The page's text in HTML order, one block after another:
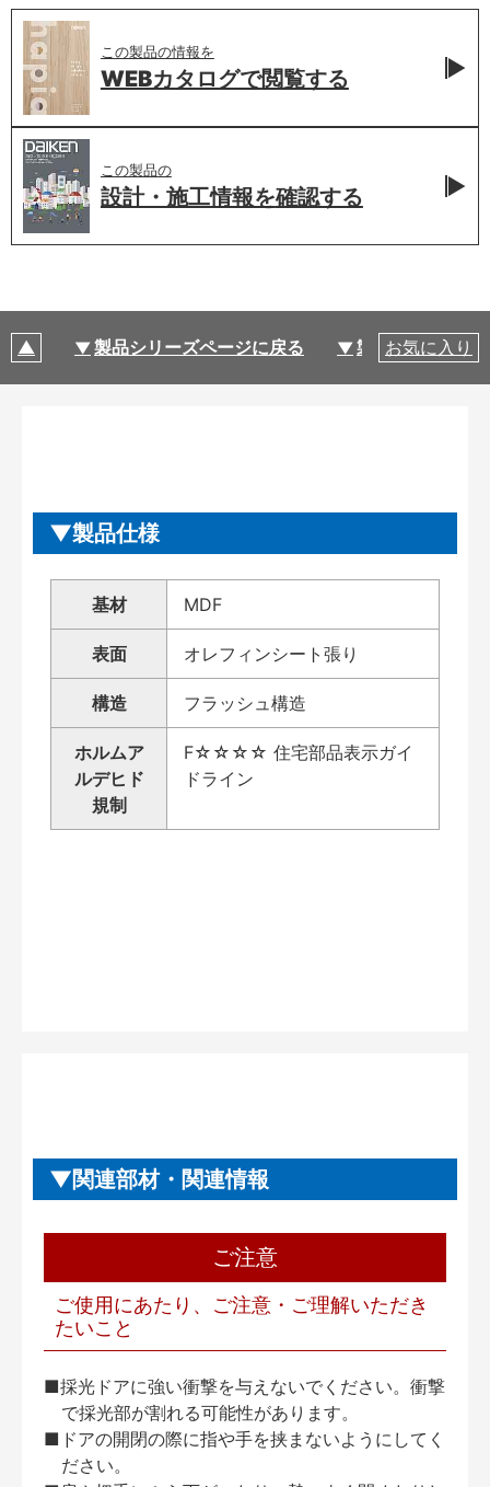
この製品の情報を
WEBカタログで閲覧する
この製品の
設計・施工情報を確認する
製品シリーズページに戻る 製品仕様
お気に入り
製品仕様
基材 MDF
表面 オレフィンシート張り
構造 フラッシュ構造
ホルムア
ルデヒド
規制
F☆☆☆☆ 住宅部品表示ガイ
ドライン
関連部材・関連情報
ご注意
ご使用にあたり、ご注意・ご理解いただき
たいこと
■採光ドアに強い衝撃を与えないでください。衝撃
で採光部が割れる可能性があります。
■ドアの開閉の際に指や手を挟まないようにしてく
ださい。